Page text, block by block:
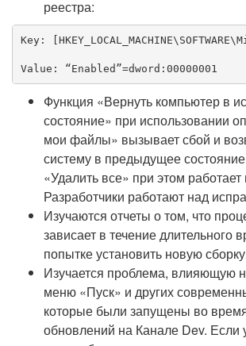
реестра:
Key:
Value: “Enabled”=dword:00000001
Функция «Вернуть компьютер в
состояние» при использовании
мои файлы» вызывает сбой и
систему в предыдущее
«Удалить все» при этом
Разработчики работают над
Изучаются отчеты о том, что
зависает в течение длительного
попытке установить новую
Изучается проблема, влияющую
меню «Пуск» и других
которые были запущены во
обновлений на Канале Dev. Если